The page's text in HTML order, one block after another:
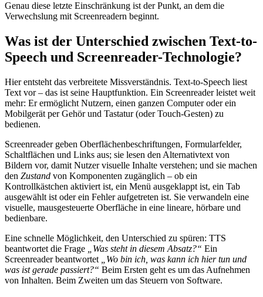
Genau diese letzte Einschränkung ist der Punkt, an dem die
Verwechslung mit Screenreadern beginnt.
Was ist der Unterschied zwischen Text-to-
Speech und Screenreader-Technologie?
Hier entsteht das verbreitete Missverständnis. Text-to-Speech liest
Text vor – das ist seine Hauptfunktion. Ein Screenreader leistet weit
mehr: Er ermöglicht Nutzern, einen ganzen Computer oder ein
Mobilgerät per Gehör und Tastatur (oder Touch-Gesten) zu
bedienen.
Screenreader geben Oberflächenbeschriftungen, Formularfelder,
Schaltflächen und Links aus; sie lesen den Alternativtext von
Bildern vor, damit Nutzer visuelle Inhalte verstehen; und sie machen
den Zustand von Komponenten zugänglich – ob ein
Kontrollkästchen aktiviert ist, ein Menü ausgeklappt ist, ein Tab
ausgewählt ist oder ein Fehler aufgetreten ist. Sie verwandeln eine
visuelle, mausgesteuerte Oberfläche in eine lineare, hörbare und
bedienbare.
Eine schnelle Möglichkeit, den Unterschied zu spüren: TTS
beantwortet die Frage
„Was steht in diesem Absatz?“ Ein
Screenreader beantwortet
„Wo bin ich, was kann ich hier tun und
was ist gerade passiert?“ Beim Ersten geht es um das Aufnehmen
von Inhalten. Beim Zweiten um das Steuern von Software.